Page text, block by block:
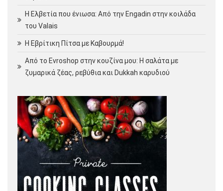
Η Ελβετία που ένιωσα: Από την Engadin στην κοιλάδα
του Valais
Η Εβρίτικη Πίτσα με Καβουρμά!
Από το Evroshop στην κουζίνα μου: Η σαλάτα με
ζυμαρικά ζέας, ρεβύθια και Dukkah καρυδιού